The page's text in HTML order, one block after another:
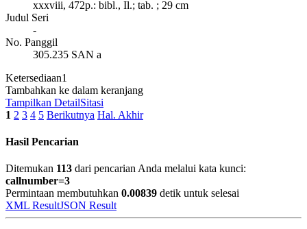
xxxviii, 472p.: bibl., Il.; tab. ; 29 cm
Judul Seri
-
No. Panggil
305.235 SAN a
Ketersediaan1
Tambahkan ke dalam keranjang
Tampilkan DetailSitasi
1 2 3 4 5 Berikutnya Hal. Akhir
Hasil Pencarian
Ditemukan 113 dari pencarian Anda melalui kata kunci:
callnumber=3
Permintaan membutuhkan 0.00839 detik untuk selesai
XML ResultJSON Result